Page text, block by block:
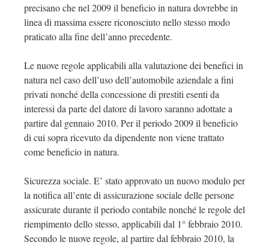
precisano che nel 2009 il beneficio in natura dovrebbe in
linea di massima essere riconosciuto nello stesso modo
praticato alla fine dell’anno precedente.
Le nuove regole applicabili alla valutazione dei benefici in
natura nel caso dell’uso dell’automobile aziendale a fini
privati nonché della concessione di prestiti esenti da
interessi da parte del datore di lavoro saranno adottate a
partire dal gennaio 2010. Per il periodo 2009 il beneficio
di cui sopra ricevuto da dipendente non viene trattato
come beneficio in natura.
Sicurezza sociale. E’ stato approvato un nuovo modulo per
la notifica all’ente di assicurazione sociale delle persone
assicurate durante il periodo contabile nonché le regole del
riempimento dello stesso, applicabili dal 1° febbraio 2010.
Secondo le nuove regole, al partire dal febbraio 2010, la